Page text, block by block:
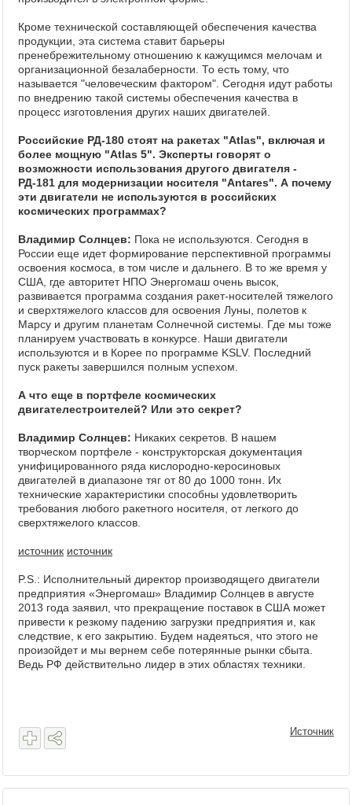
Кроме технической составляющей обеспечения качества
продукции, эта система ставит барьеры
пренебрежительному отношению к кажущимся мелочам и
организационной безалаберности. То есть тому, что
называется "человеческим фактором". Сегодня идут работы
по внедрению такой системы обеспечения качества в
процесс изготовления других наших двигателей.
Российские РД-180 стоят на ракетах "Atlas", включая и
более мощную "Atlas 5". Эксперты говорят о
возможности использования другого двигателя -
РД-181 для модернизации носителя "Antares". А почему
эти двигатели не используются в российских
космических программах?
Владимир Солнцев: Пока не используются. Сегодня в
России еще идет формирование перспективной программы
освоения космоса, в том числе и дальнего. В то же время у
США, где авторитет НПО Энергомаш очень высок,
развивается программа создания ракет-носителей тяжелого
и сверхтяжелого классов для освоения Луны, полетов к
Марсу и другим планетам Солнечной системы. Где мы тоже
планируем участвовать в конкурсе. Наши двигатели
используются и в Корее по программе KSLV. Последний
пуск ракеты завершился полным успехом.
А что еще в портфеле космических
двигателестроителей? Или это секрет?
Владимир Солнцев: Никаких секретов. В нашем
творческом портфеле - конструкторская документация
унифицированного ряда кислородно-керосиновых
двигателей в диапазоне тяг от 80 до 1000 тонн. Их
технические характеристики способны удовлетворить
требования любого ракетного носителя, от легкого до
сверхтяжелого классов.
источник источник
P.S.: Исполнительный директор производящего двигатели
предприятия «Энергомаш» Владимир Солнцев в августе
2013 года заявил, что прекращение поставок в США может
привести к резкому падению загрузки предприятия и, как
следствие, к его закрытию. Будем надеяться, что этого не
произойдет и мы вернем себе потерянные рынки сбыта.
Ведь РФ действительно лидер в этих областях техники.
Источник